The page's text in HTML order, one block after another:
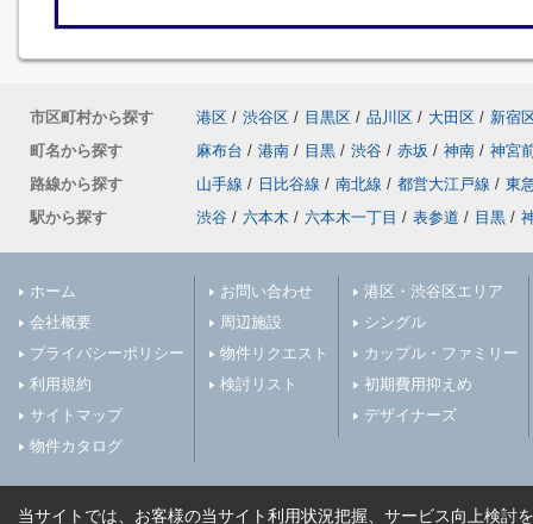
市区町村から探す 港区 / 渋谷区 / 目黒区 / 品川区 / 大田区 / 新宿
町名から探す
麻布台 / 港南 / 目黒 / 渋谷 / 赤坂 / 神南 / 神宮
路線から探す
山手線 / 日比谷線 / 南北線 / 都営大江戸線 / 東
駅から探す
渋谷 / 六本木 / 六本木一丁目 / 表参道 / 目黒 /
ホーム
会社概要
プライバシーポリシー
利用規約
サイトマップ
物件カタログ
お問い合わせ
周辺施設
物件リクエスト
検討リスト
港区・渋谷区エリア
シングル
カップル・ファミリー
初期費用抑えめ
デザイナーズ
当サイトでは、お客様の当サイト利用状況把握、サービス向上検討